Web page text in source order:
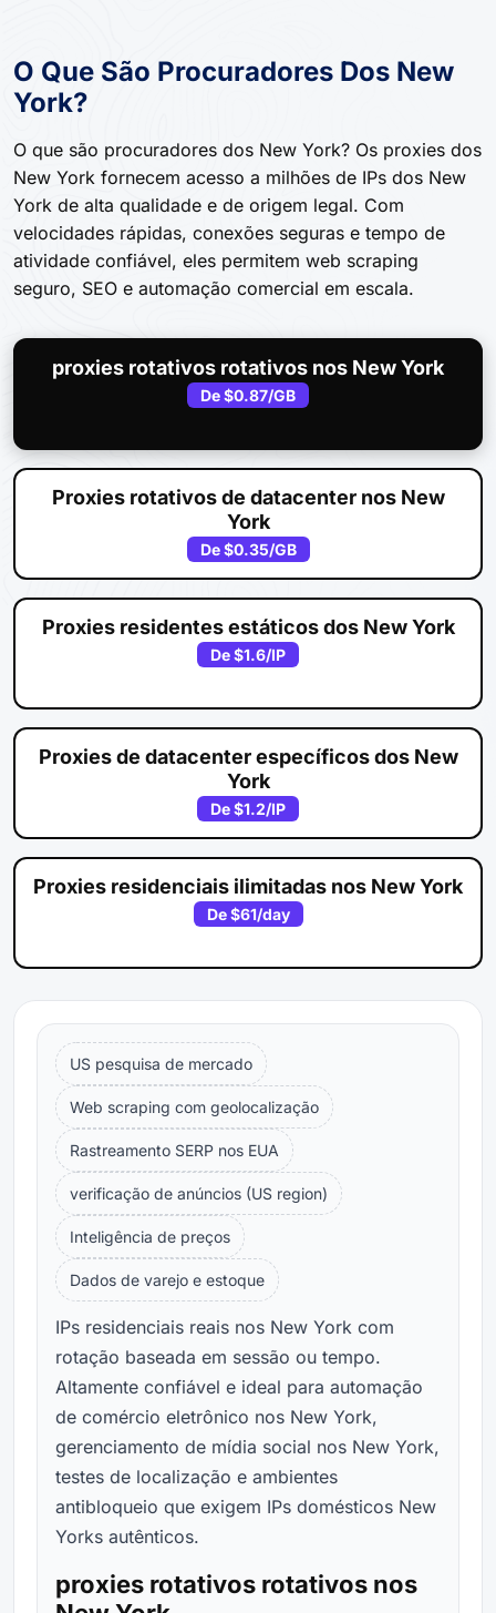
O Que São Procuradores Dos New
York?
O que são procuradores dos New York? Os proxies dos
New York fornecem acesso a milhões de IPs dos New
York de alta qualidade e de origem legal. Com
velocidades rápidas, conexões seguras e tempo de
atividade confiável, eles permitem web scraping
seguro, SEO e automação comercial em escala.
proxies rotativos rotativos nos New York
De$0.87/GB
Proxies rotativos de datacenter nos New
York
De$0.35/GB
Proxies residentes estáticos dos New York
De$1.6/IP
Proxies de datacenter específicos dos New
York
De$1.2/IP
Proxies residenciais ilimitadas nos New York
De$61/day
US pesquisa de mercado
Web scraping com geolocalização
Rastreamento SERP nos EUA
verificação de anúncios (US region)
Inteligência de preços
Dados de varejo e estoque
IPs residenciais reais nos New York com
rotação baseada em sessão ou tempo.
Altamente confiável e ideal para automação
de comércio eletrônico nos New York,
gerenciamento de mídia social nos New York,
testes de localização e ambientes
antibloqueio que exigem IPs domésticos New
Yorks autênticos.
proxies rotativos rotativos nos